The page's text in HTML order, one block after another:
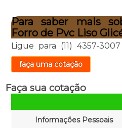
Para saber mais
Forro de Pvc Liso
Ligue para (11) 4357-3007
faça uma cotação
Faça sua cotação
Informações Pessoais